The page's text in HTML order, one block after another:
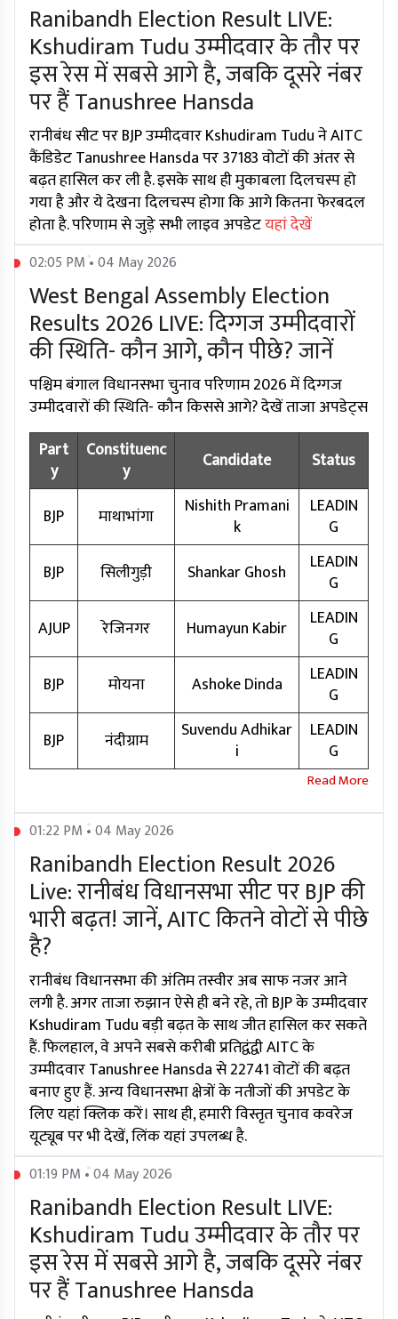
Ranibandh Election Result LIVE:
Kshudiram Tudu उम्मीदवार के तौर पर
इस रेस में सबसे आगे है, जबकि दूसरे नंबर
पर हैं Tanushree Hansda
रानीबंध सीट पर BJP उम्मीदवार Kshudiram Tudu ने AITC
कैंडिडेट Tanushree Hansda पर 37183 वोटों की अंतर से
बढ़त हासिल कर ली है. इसके साथ ही मुकाबला दिलचस्प हो
गया है और ये देखना दिलचस्प होगा कि आगे कितना फेरबदल
होता है. परिणाम से जुड़े सभी लाइव अपडेटयहां देखें
02:05 PM • 04 May 2026
West Bengal Assembly Election
Results 2026 LIVE: दिग्गज उम्मीदवारों
की स्थिति- कौन आगे, कौन पीछे? जानें
पश्चिम बंगाल विधानसभा चुनाव परिणाम 2026 में दिग्गज
उम्मीदवारों की स्थिति- कौन किससे आगे? देखें ताजा अपडेट्स
Part
y
Constituenc
y
Candidate Status
BJP माथाभांगा
Nishith Pramani
k
LEADIN
G
BJP
सिलीगुड़ी Shankar Ghosh
LEADIN
G
AJUP
रेजिनगर Humayun Kabir
LEADIN
G
BJP
मोयना Ashoke Dinda
LEADIN
G
BJP
नंदीग्राम
Suvendu Adhikar
i
LEADIN
G
01:22 PM • 04 May 2026
Ranibandh Election Result 2026
Live: रानीबंध विधानसभा सीट पर BJP की
भारी बढ़त! जानें, AITC कितने वोटों से पीछे
है?
रानीबंध विधानसभा की अंतिम तस्वीर अब साफ नजर आने
लगी है. अगर ताजा रुझान ऐसे ही बने रहे, तो BJP के उम्मीदवार
Kshudiram Tudu बड़ी बढ़त के साथ जीत हासिल कर सकते
हैं. फिलहाल, वे अपने सबसे करीबी प्रतिद्वंद्वी AITC के
उम्मीदवार Tanushree Hansda से 22741 वोटों की बढ़त
बनाए हुए हैं. अन्य विधानसभा क्षेत्रों के नतीजों की अपडेट के
लिए यहां क्लिक करें। साथ ही, हमारी विस्तृत चुनाव कवरेज
यूट्यूब पर भी देखें, लिंक यहां उपलब्ध है.
01:19 PM • 04 May 2026
Ranibandh Election Result LIVE:
Kshudiram Tudu उम्मीदवार के तौर पर
इस रेस में सबसे आगे है, जबकि दूसरे नंबर
पर हैं Tanushree Hansda